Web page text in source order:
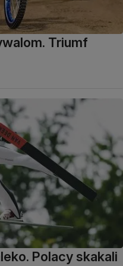
Triumf
Polacy skakali